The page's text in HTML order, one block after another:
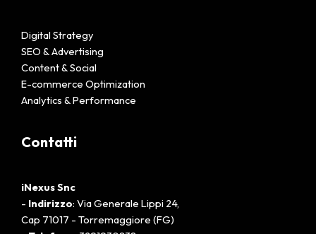
Digital Strategy
SEO & Advertising
Content & Social
E-commerce Optimization
Analytics & Performance
Contatti
iNexus Snc
- Indirizzo: Via Generale Lippi 24,
Cap 71017 - Torremaggiore (FG)